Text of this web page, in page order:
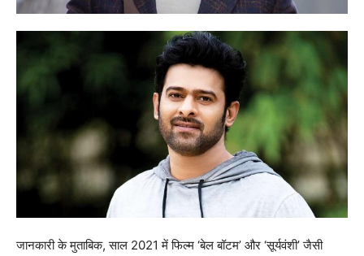
जानकारी के मुताबिक, साल 2021 में फिल्म ‘बेल बॉटम’ और ‘सूर्यवंशी’ जैसी